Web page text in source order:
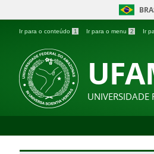
Ir para o conteúdo 1 Ir para o menu 2 Ir